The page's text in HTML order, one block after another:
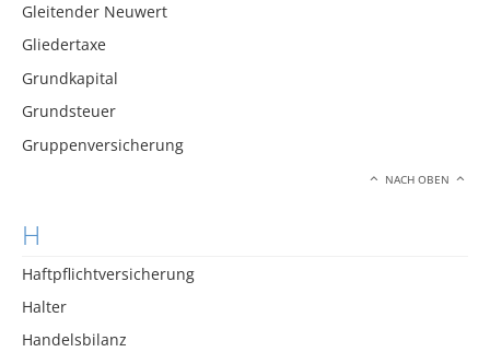
Gleitender Neuwert
Gliedertaxe
Grundkapital
Grundsteuer
Gruppenversicherung
NACH OBEN
H
Haftpflichtversicherung
Halter
Handelsbilanz